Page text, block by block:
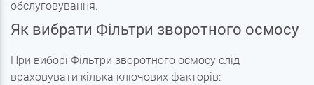
обслуговування.
Як вибрати Фільтри зворотного осмосу
При виборі Фільтри зворотного осмосу слід
враховувати кілька ключових факторів: